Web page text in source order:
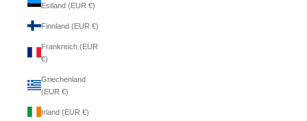
Estland (EUR €)
Finnland (EUR €)
Frankreich (EUR
€)
Griechenland
(EUR €)
Irland (EUR €)